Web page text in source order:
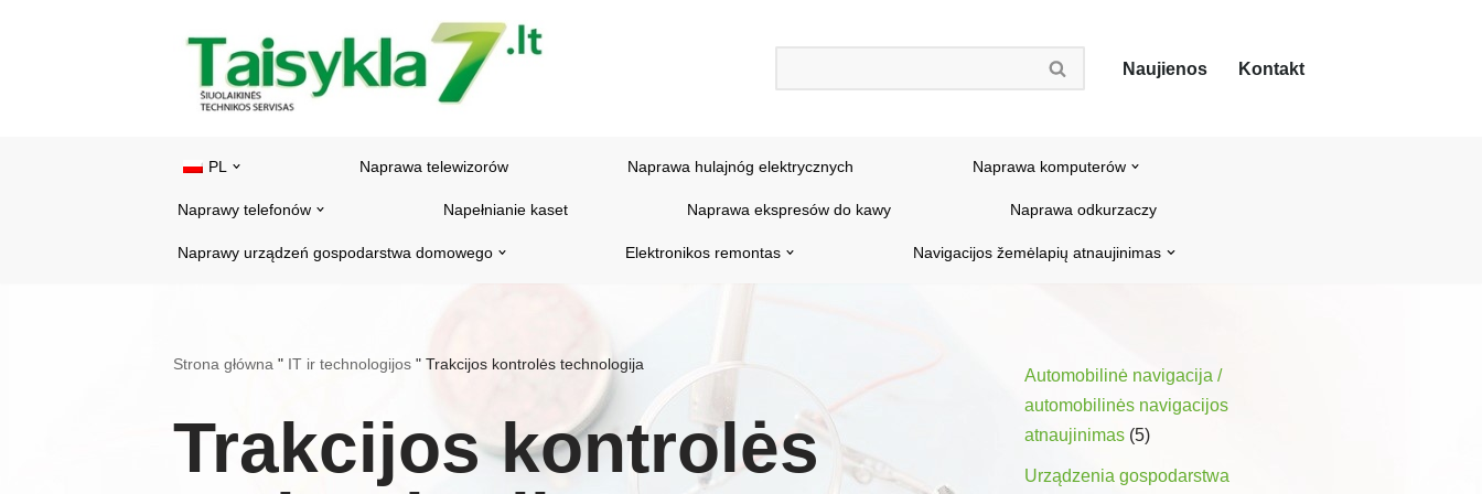
Naujienos Kontakt
PL Naprawa telewizorów Naprawa hulajnóg elektrycznych Naprawa komputerów
Naprawy telefonów Napełnianie kaset Naprawa ekspresów do kawy Naprawa odkurzaczy
Naprawy urządzeń gospodarstwa domowego Elektronikos remontas Navigacijos žemėlapių atnaujinimas
Strona główna " IT ir technologijos " Trakcijos kontrolės technologija
Trakcijos kontrolės
Automobilinė navigacija /
automobilinės navigacijos
atnaujinimas (5)
Urządzenia gospodarstwa